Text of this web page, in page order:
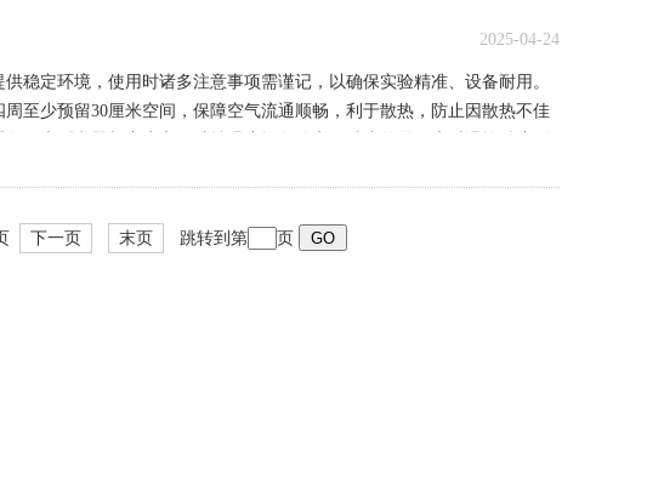
2025-04-24
稳定环境，使用时诸多注意事项需谨记，以确保实验精准、设备耐用。
至少预留30厘米空间，保障空气流通顺畅，利于散热，防止因散热不佳
、大型电器与窗户旁，维持温度均匀稳定，减少外界因素对温控精度影
下一页 末页 跳转到第 页